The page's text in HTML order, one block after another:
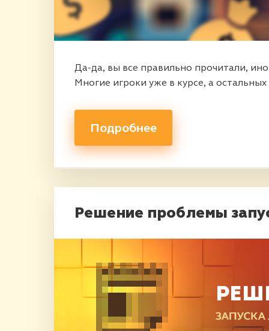
Да-да, вы все правильно прочитали,
Многие игроки уже в курсе, а
Подробнее
Решение проблемы